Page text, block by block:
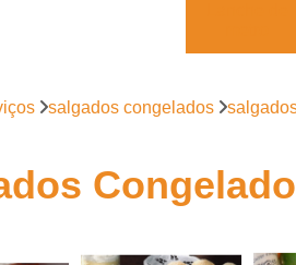
Salgados
Salgados
salgados congelados